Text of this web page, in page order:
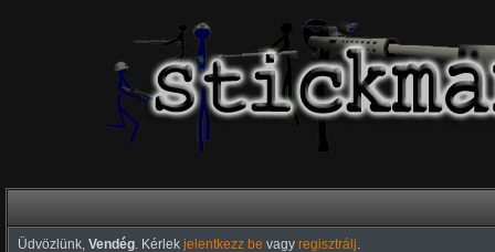
Üdvözlünk, Vendég. Kérlek jelentkezz be vagy regisztrálj